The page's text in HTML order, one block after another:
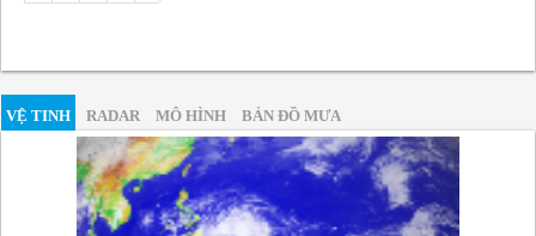
VỆ TINH RADAR MÔ HÌNH BẢN ĐỒ MƯA